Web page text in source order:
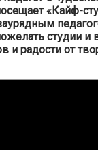
«Кайф-
студии
и радости от